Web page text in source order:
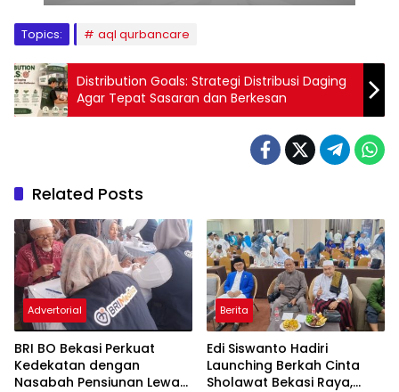
Topics: aql qurbancare
Distribution Goals: Strategi Distribusi Daging
Agar Tepat Sasaran dan Berkesan
Related Posts
Advertorial
BRI BO Bekasi Perkuat
Kedekatan dengan
Nasabah Pensiunan Lewat
Berita
Edi Siswanto Hadiri
Launching Berkah Cinta
Sholawat Bekasi Raya,